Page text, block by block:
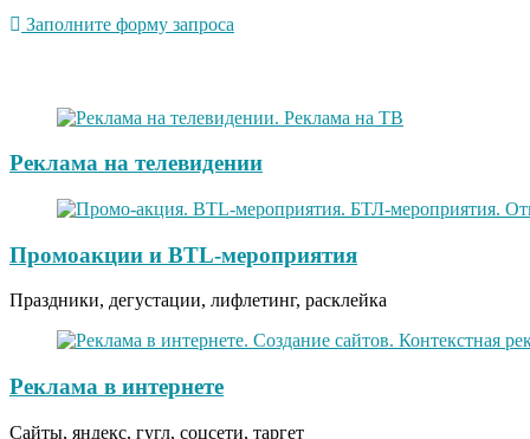
Заполните форму запроса
Реклама на телевидении
Промоакции и BTL-мероприятия
Праздники, дегустации, лифлетинг, расклейка
Реклама в интернете
Сайты, яндекс, гугл, соцсети, таргет